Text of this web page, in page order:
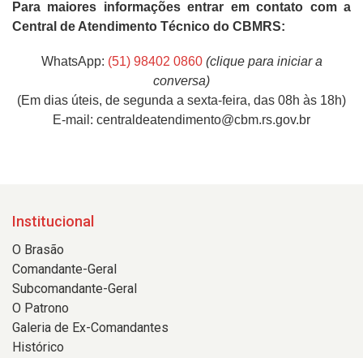
Para maiores informações entrar em contato com a
Central de Atendimento Técnico do CBMRS:
WhatsApp: (51) 98402 0860 (clique para iniciar a
conversa)
(Em dias úteis, de segunda a sexta-feira, das 08h às 18h)
E-mail: centraldeatendimento@cbm.rs.gov.br
Institucional
O Brasão
Comandante-Geral
Subcomandante-Geral
O Patrono
Galeria de Ex-Comandantes
Histórico